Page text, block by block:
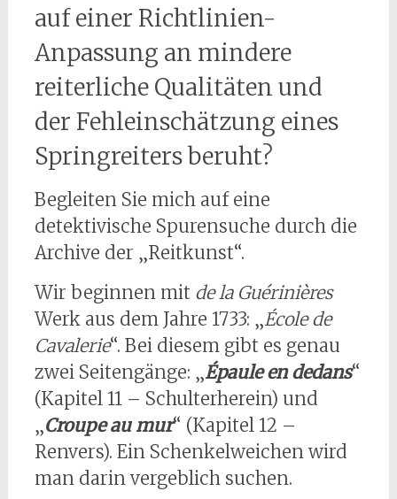
auf einer Richtlinien-
Anpassung an mindere
reiterliche Qualitäten und
der Fehleinschätzung eines
Springreiters beruht?
Begleiten Sie mich auf eine
detektivische Spurensuche durch die
Archive der „Reitkunst“.
Wir beginnen mit de la Guérinières
Werk aus dem Jahre 1733: „École de
Cavalerie“. Bei diesem gibt es genau
zwei Seitengänge: „Épaule en dedans“
(Kapitel 11 – Schulterherein) und
„Croupe au mur“ (Kapitel 12 –
Renvers). Ein Schenkelweichen wird
man darin vergeblich suchen.